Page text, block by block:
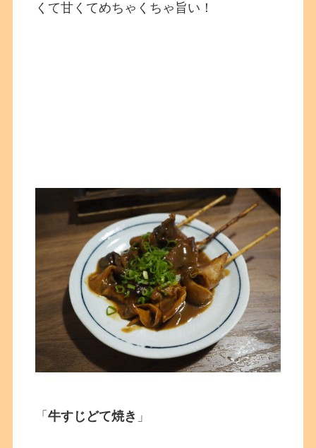
くて甘くてめちゃくちゃ旨い！
「牛すじどて焼き 」